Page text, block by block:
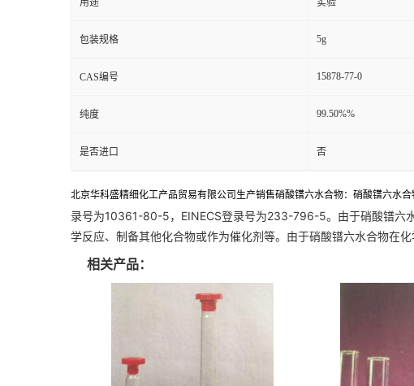
用途 实验
包装规格 5g
CAS编号 15878-77-0
纯度 99.50%%
是否进口 否
北京华科盛精细化工产品贸易有限公司生产销售硝酸镨六水合物： 硝酸镨六水合
录号为10361-80-5，EINECS登录号为233-796-5。由于硝酸镨六
学反应、制备其他化合物或作为催化剂等。由于硝酸镨六水合物在
相关产品：